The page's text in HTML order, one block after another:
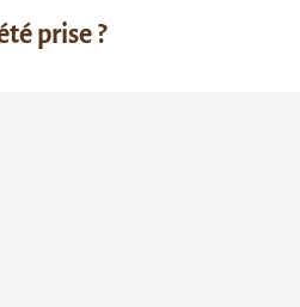
prise ?